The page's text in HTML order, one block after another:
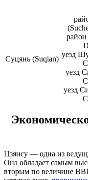
Суцянь (Suqian)
уезд
уезд
уезд
Цзянсу — одна из
Она обладает самым
вторым по величине